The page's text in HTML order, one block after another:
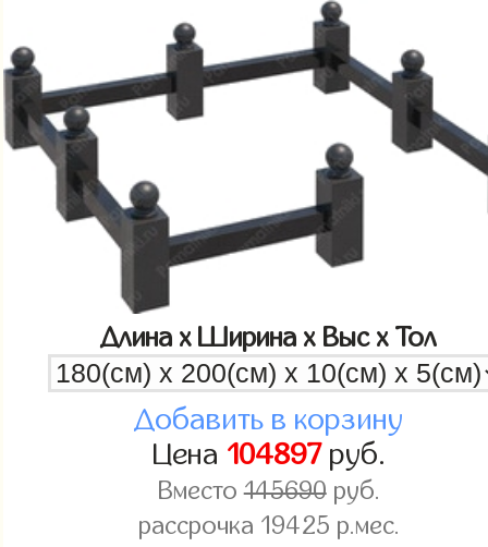
Длина x Ширина x Выс x Тол
Добавить в корзину
Цена 104897руб.
Вместо145690руб.
рассрочка 19425 р.мес.